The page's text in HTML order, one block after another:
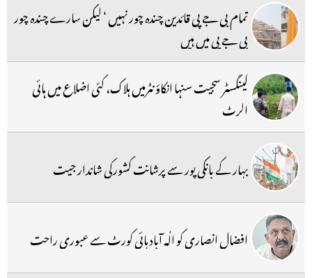
تمام بی جے پی قائدین چندہ چور نہیں ‘ لیکن سارے چندہ چور
بی جے پی میں ہیں
گینگسٹر سجیت سنہا انکاؤنٹرمیں ہلاک، کئی اضلاع میں ہائی
الرٹ
بہار کے بانکی پور سے پرشانت کشورکی شاندار جیت
افضال انصاری کو الٰہ آباد ہائی کورٹ سے عبوری راحت